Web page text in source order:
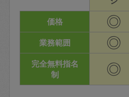
価格
◎
業務範囲 ◎
完全無料指名
制
◎